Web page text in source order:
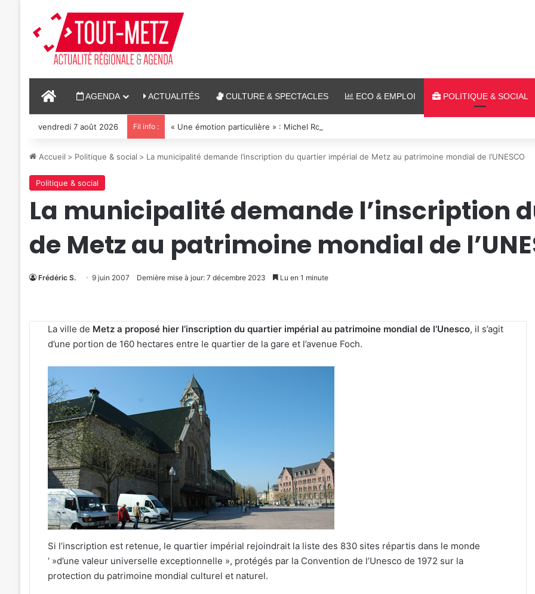
ACCUEILAGENDA ACTUALITÉS CULTURE & SPECTACLES ECO & EMPLOI POLITIQUE & SOCIAL
vendredi 7 août 2026 Fil info : « Une émotion particulière » : Michel Roth en cuisine pour le grand dîner caritatif de la FIM 2026
Accueil > Politique & social > La municipalité demande l’inscription du quartier impérial de Metz au patrimoine mondial de l’UNESCO
Politique & social
La municipalité demande l’inscription
de Metz au patrimoine mondial de
Frédéric S. 9 juin 2007 Dernière mise à jour: 7 décembre 2023 Lu en 1 minute
La ville de Metz a proposé hier l’inscription du quartier impérial au patrimoine mondial de l’Unesco, il s’agit
d’une portion de 160 hectares entre le quartier de la gare et l’avenue Foch.
Si l’inscription est retenue, le quartier impérial rejoindrait la liste des 830 sites répartis dans le monde
‘ »d’une valeur universelle exceptionnelle », protégés par la Convention de l’Unesco de 1972 sur la
protection du patrimoine mondial culturel et naturel.
«
Une
émotion
particulière
»
Metz,
armée,
sports